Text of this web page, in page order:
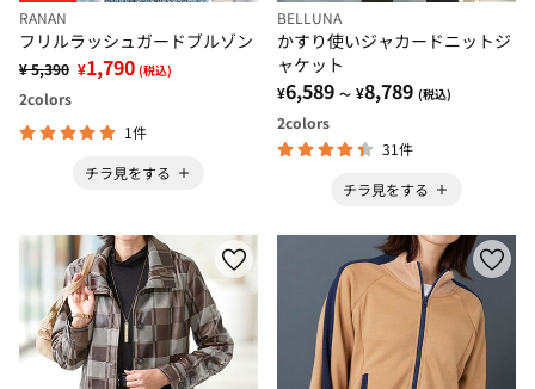
RANAN
フリルラッシュガードブルゾン
¥ 5,390 ¥1,790 (税込)
2colors
1件
チラ見をする
BELLUNA
かすり使いジャカードニットジ
ャケット
¥6,589 ～ ¥8,789 (税込)
2colors
31件
チラ見をする